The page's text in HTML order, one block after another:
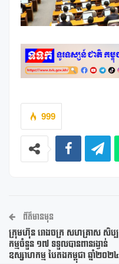
999
ព័ត៌មានមុន
ក្រុមហ៊ុន រោងចក្រ សហគ្រាស សិប្ប
កម្មចំនួន ១៧ ទទួលបានពានរង្វាន់
ឧស្សាហកម្ម បៃតងកម្ពុជា ឆ្នាំ២០២៤